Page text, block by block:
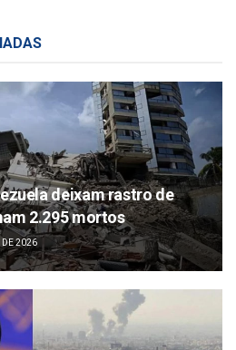
deixam rastro de
2.295 mortos
2026